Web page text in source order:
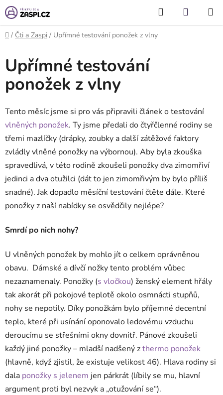
Přejít na obsah Hledat
KOŠÍK
Domů
/ Čti a Zaspi / Upřímné testování ponožek z vlny
Upřímné testování
ponožek z vlny
Tento měsíc jsme si pro vás připravili článek o testování
vlněných ponožek. Ty jsme předali do čtyřčlenné rodiny se
třemi mazlíčky (drápky, zoubky a další zátěžové faktory
zvládly vlněné ponožky na výbornou). Aby byla zkouška
spravedlivá, v této rodině zkoušeli ponožky dva zimomřiví
jedinci a dva otužilci (dát to jen zimomřivým by bylo příliš
snadné). Jak dopadlo měsíční testování čtěte dále. Které
ponožky z naší nabídky se osvědčily nejlépe?
Smrdí po nich nohy?
U vlněných ponožek by mohlo jít o celkem oprávněnou
obavu. Dámské a dívčí nožky tento problém vůbec
nezaznamenaly. Ponožky (s vločkou) ženský element hřály
tak akorát při pokojové teplotě okolo osmnácti stupňů,
nohy se nepotily. Díky ponožkám bylo příjemné decentní
teplo, které při usínání oponovalo ledovému vzduchu
deroucímu se střešními okny dovnitř. Pánové zkoušeli
každý jiné ponožky – mladší nadšený zthermo ponožek
(hlavně, když zjistil, že existuje velikost 46). Hlava rodiny si
dala ponožky s jelenem jen párkrát (líbily se mu, hlavní
argument proti byl nezvyk a „otužování se“).